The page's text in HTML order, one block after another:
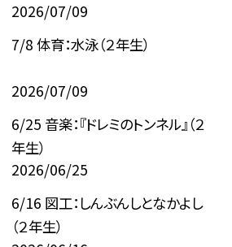
2026/07/09
7/8 体育：水泳（２年生）
2026/07/09
6/25 音楽：『ドレミのトンネル』（２
年生）
2026/06/25
6/16 図工：しんぶんしとなかよし
（２年生）